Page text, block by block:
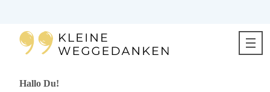
Direkt
Hallo Du!